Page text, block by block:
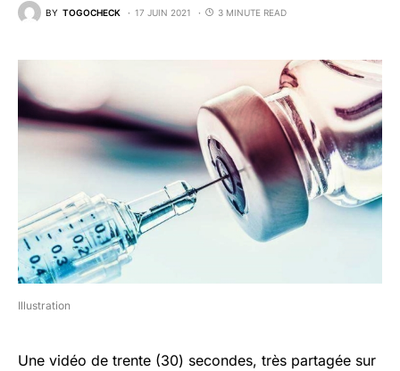
BY TOGOCHECK 17 JUIN 2021 3 MINUTE READ
Illustration
Une vidéo de trente (30) secondes, très partagée sur